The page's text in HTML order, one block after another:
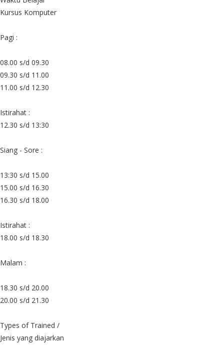
Kursus Komputer
Pagi :
08.00 s/d 09.30
09.30 s/d 11.00
11.00 s/d 12.30
Istirahat :
12.30 s/d 13:30
Siang - Sore :
13:30 s/d 15.00
15.00 s/d 16.30
16.30 s/d 18.00
Istirahat :
18.00 s/d 18.30
Malam :
18.30 s/d 20.00
20.00 s/d 21.30
Types of Trained /
Jenis yang diajarkan